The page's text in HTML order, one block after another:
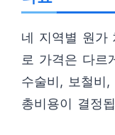
네 지역별 원가
로 가격은 다르
수술비, 보철비
총비용이 결정